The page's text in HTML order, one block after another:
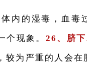
内的湿毒，血毒
个现象。 26、脐下
较为严重的人会在